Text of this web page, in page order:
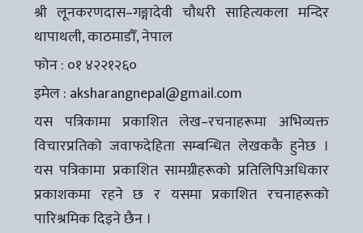
श्री लूनकरणदास–गङ्गादेवी चौधरी साहित्यकला मन्दिर
थापाथली, काठमाडौँ, नेपाल
फोन : ०१ ४२२१२६०
इमेल : aksharangnepal@gmail.com
यस पत्रिकामा प्रकाशित लेख–रचनाहरूमा अभिव्यक्त
विचारप्रतिको जवाफदेहिता सम्बन्धित लेखककै हुनेछ ।
यस पत्रिकामा प्रकाशित सामग्रीहरूको प्रतिलिपिअधिकार
प्रकाशकमा रहने छ र यसमा प्रकाशित रचनाहरूको
पारिश्रमिक दिइने छैन ।